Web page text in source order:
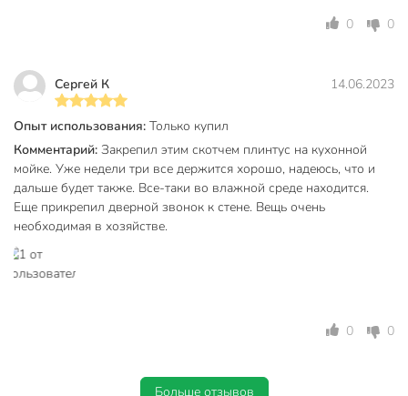
0 0
Сергей К 14.06.2023
Опыт использования: Только купил
Комментарий: Закрепил этим скотчем плинтус на кухонной
мойке. Уже недели три все держится хорошо, надеюсь, что и
дальше будет также. Все-таки во влажной среде находится.
Еще прикрепил дверной звонок к стене. Вещь очень
необходимая в хозяйстве.
0 0
Больше отзывов